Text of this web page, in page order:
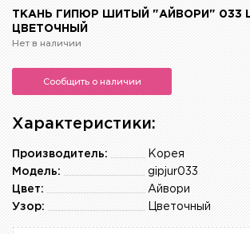
ТКАНЬ ГИПЮР ШИТЫЙ "АЙВОРИ" 033
ЦВЕТОЧНЫЙ
Нет в наличии
Сообщить о наличии
Характеристики:
Корея
Производитель:
gipjur033
Модель:
Айвори
Цвет:
Цветочный
Узор: